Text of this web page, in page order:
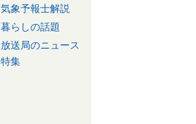
気象予報士解説
暮らしの話題
放送局のニュース
特集